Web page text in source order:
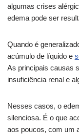
algumas crises
edema pode ser
Quando é
acúmulo de líquido e
As principais causas
insuficiência renal e
Nesses casos, o
silenciosa. É o que
aos poucos, com um